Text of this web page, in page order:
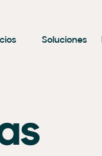
Soluciones